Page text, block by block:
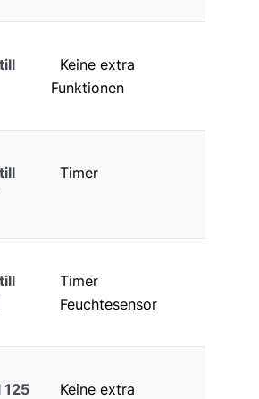
Keine extra
Funktionen
Timer
Timer
Feuchtesensor
125
Keine extra